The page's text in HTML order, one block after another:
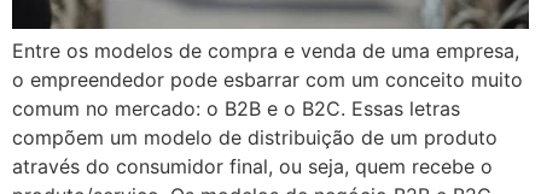
Entre os modelos de compra e venda de uma empresa,
o empreendedor pode esbarrar com um conceito muito
comum no mercado: o B2B e o B2C. Essas letras
compõem um modelo de distribuição de um produto
através do consumidor final, ou seja, quem recebe o